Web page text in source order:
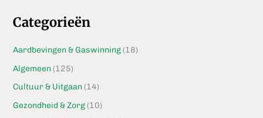
Categorieën
Aardbevingen & Gaswinning(18)
Algemeen(125)
Cultuur & Uitgaan(14)
Gezondheid & Zorg(10)